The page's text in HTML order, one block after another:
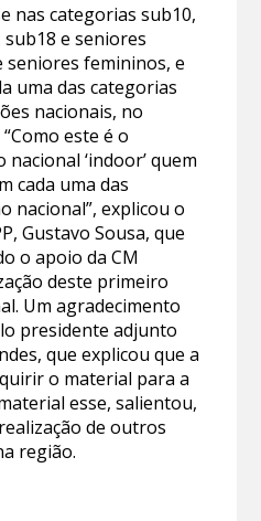
nas categorias sub10,
e seniores
seniores femininos, e
uma das categorias
nacionais, no
este é o
‘indoor’ quem
cada uma das
nacional”, explicou o
Gustavo Sousa, que
o apoio da CM
deste primeiro
Um agradecimento
presidente adjunto
que explicou que a
o material para a
esse, salientou,
de outros
região.